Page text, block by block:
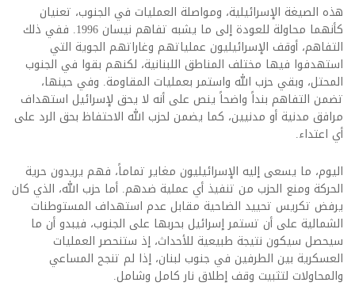
هذه الصيغة الإسرائيلية، ومواصلة العمليات في الجنوب، تعنيان
كأنهما محاولة للعودة إلى ما يشبه تفاهم نيسان 1996. ففي ذلك
التفاهم، أوقف الإسرائيليون عملياتهم وغاراتهم الجوية التي
استهدفوا فيها مختلف المناطق اللبنانية، لكنهم بقوا في الجنوب
المحتل، وبقي حزب الله واستمر بعمليات المقاومة. وفي حينها،
تضمن التفاهم بنداً واضحاً ينص على أنه لا يحق لإسرائيل استهداف
مرافق مدنية أو مدنيين، كما يضمن لحزب الله الاحتفاظ بحق الرد على
أي اعتداء.
اليوم، ما يسعى إليه الإسرائيليون مغاير تماماً، فهم يريدون حرية
الحركة ومنع الحزب من تنفيذ أي عملية ضدهم. أما حزب الله، الذي كان
يرفض تكريس تحييد الضاحية مقابل عدم استهداف المستوطنات
الشمالية على أن تستمر إسرائيل بحربها على الجنوب، فيبدو أن ما
سيحصل سيكون نتيجة طبيعية للأحداث، إذ ستنحصر العمليات
العسكرية بين الطرفين في جنوب لبنان، إذا لم تنجح المساعي
والمحاولات لتثبيت وقف إطلاق نار كامل وشامل.